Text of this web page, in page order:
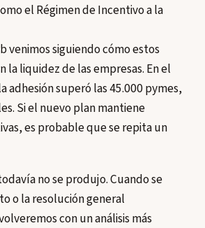
el Régimen de Incentivo a la
venimos siguiendo cómo estos
la liquidez de las empresas. En el
adhesión superó las 45.000 pymes,
Si el nuevo plan mantiene
es probable que se repita un
no se produjo. Cuando se
o la resolución general
con un análisis más